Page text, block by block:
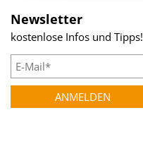
Newsletter
kostenlose Infos und Tipps!